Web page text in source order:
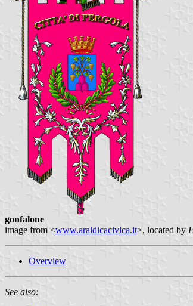
gonfalone
image from <www.araldicacivica.it>, located by
Overview
See also: